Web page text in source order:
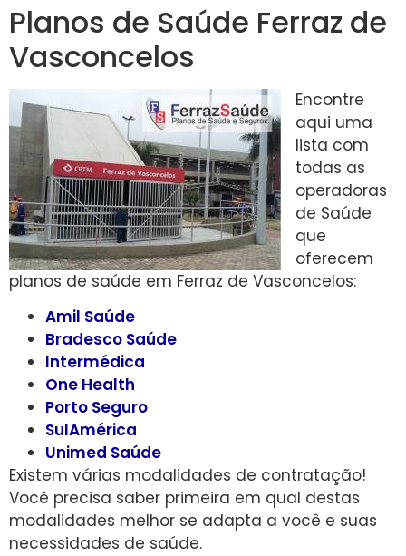
Planos de Saúde Ferraz de
Vasconcelos
Encontre
aqui uma
lista com
todas as
operadoras
de Saúde
que
oferecem
planos de saúde em Ferraz de Vasconcelos:
Amil Saúde
Bradesco Saúde
Intermédica
One Health
Porto Seguro
SulAmérica
Unimed Saúde
Existem várias modalidades de contratação!
Você precisa saber primeira em qual destas
modalidades melhor se adapta a você e suas
necessidades de saúde.